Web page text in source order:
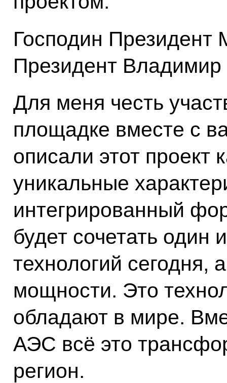
Господин
Президент Владимир
Для меня честь
площадке вместе с
описали этот проект
уникальные
интегрированный
будет сочетать один
технологий
мощности. Это
обладают в мире.
АЭС всё это
регион.